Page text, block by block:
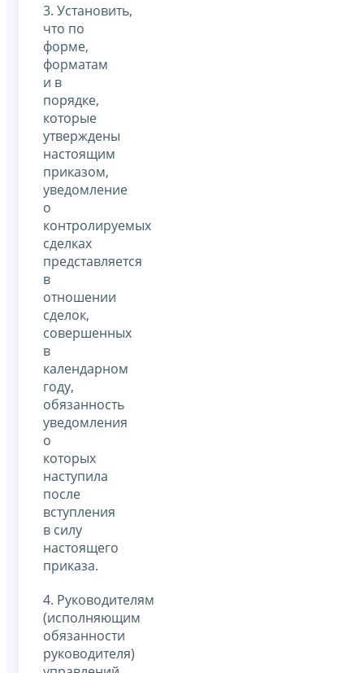
3. Установить,
что по
форме,
форматам
и в
порядке,
которые
утверждены
настоящим
приказом,
уведомление
о
контролируемых
сделках
представляется
в
отношении
сделок,
совершенных
в
календарном
году,
обязанность
уведомления
о
которых
наступила
после
вступления
в силу
настоящего
приказа.
4. Руководителям
(исполняющим
обязанности
руководителя)